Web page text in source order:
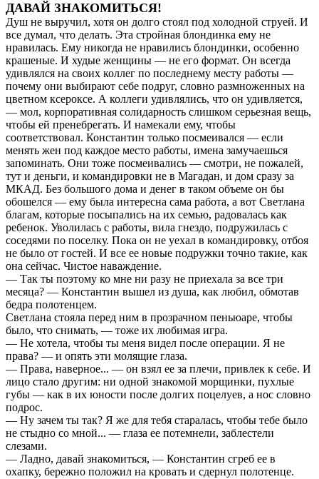
ДАВАЙ ЗНАКОМИТЬСЯ!
Душ не выручил, хотя он долго стоял под холодной струей. И
все думал, что делать. Эта стройная блондинка ему не
нравилась. Ему никогда не нравились блондинки, особенно
крашеные. И худые женщины — не его формат. Он всегда
удивлялся на своих коллег по последнему месту работы —
почему они выбирают себе подруг, словно размноженных на
цветном ксероксе. А коллеги удивлялись, что он удивляется,
— мол, корпоративная солидарность слишком серьезная вещь,
чтобы ей пренебрегать. И намекали ему, чтобы
соответствовал. Константин только посмеивался — если
менять жен под каждое место работы, имена замучаешься
запоминать. Они тоже посмеивались — смотри, не пожалей,
тут и деньги, и командировки не в Магадан, и дом сразу за
МКАД. Без большого дома и денег в таком объеме он бы
обошелся — ему была интересна сама работа, а вот Светлана
благам, которые посыпались на их семью, радовалась как
ребенок. Уволилась с работы, вила гнездо, подружилась с
соседями по поселку. Пока он не уехал в командировку, отбоя
не было от гостей. И все ее новые подружки точно такие, как
она сейчас. Чистое наваждение.
— Так ты поэтому ко мне ни разу не приехала за все три
месяца? — Константин вышел из душа, как любил, обмотав
бедра полотенцем.
Светлана стояла перед ним в прозрачном пеньюаре, чтобы
было, что снимать, — тоже их любимая игра.
— Не хотела, чтобы ты меня видел после операции. Я не
права? — и опять эти молящие глаза.
— Права, наверное... — он взял ее за плечи, привлек к себе. И
лицо стало другим: ни одной знакомой морщинки, пухлые
губы — как в их юности после долгих поцелуев, а нос словно
подрос.
— Ну зачем ты так? Я же для тебя старалась, чтобы тебе было
не стыдно со мной... — глаза ее потемнели, заблестели
слезами.
— Ладно, давай знакомиться, — Константин сгреб ее в
охапку, бережно положил на кровать и сдернул полотенце.